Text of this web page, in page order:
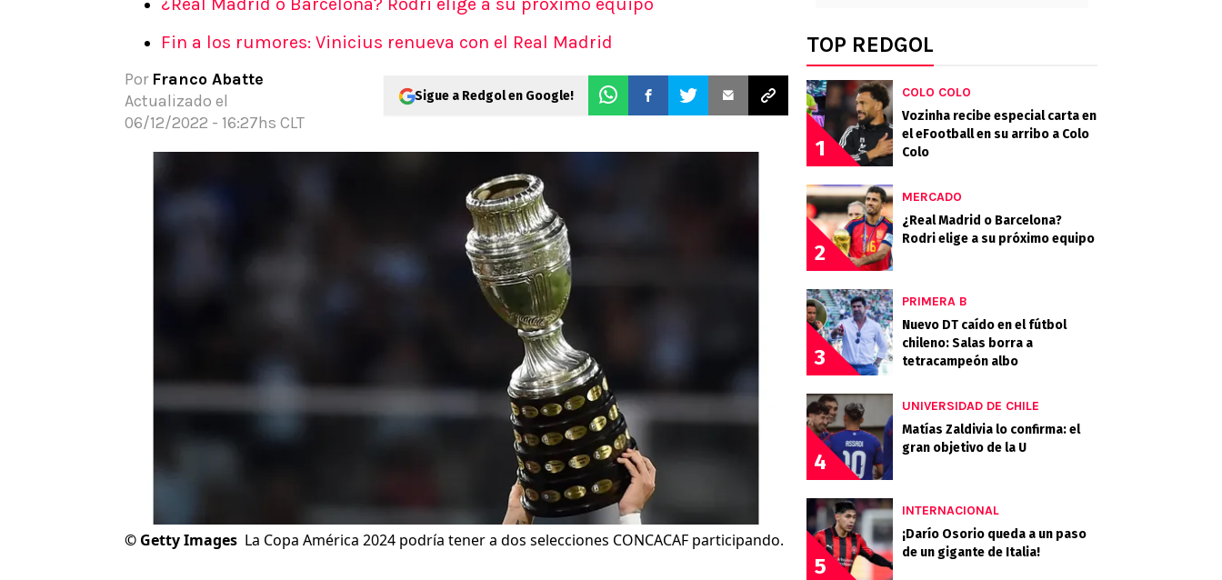
Pronósticos
Fin a los rumores: Vinicius renueva con el Real Madrid
Por Franco Abatte
Actualizado el
06/12/2022 - 16:27hs CLT
Sigue a Redgol en Google!
© Getty Images La Copa América 2024 podría tener a dos selecciones CONCACAF participando.
TOP REDGOL
1
COLO COLO
Vozinha recibe especial carta en
el eFootball en su arribo a Colo
Colo
2
MERCADO
¿Real Madrid o Barcelona?
Rodri elige a su próximo equipo
3
PRIMERA B
Nuevo DT caído en el fútbol
chileno: Salas borra a
tetracampeón albo
4
UNIVERSIDAD DE CHILE
Matías Zaldivia lo confirma: el
gran objetivo de la U
5
INTERNACIONAL
¡Darío Osorio queda a un paso
de un gigante de Italia!